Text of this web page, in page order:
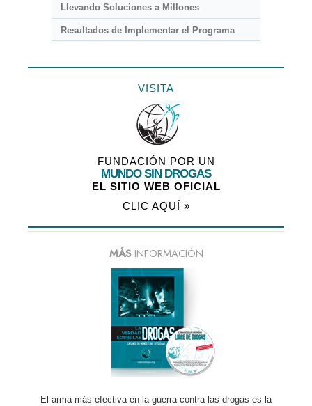
Llevando Soluciones a Millones
Resultados de Implementar el Programa
VISITA
FUNDACIÓN POR UN
MUNDO SIN DROGAS
EL SITIO WEB OFICIAL
CLIC AQUÍ »
MÁSINFORMACIÓN
El arma más efectiva en la guerra contra las drogas es la